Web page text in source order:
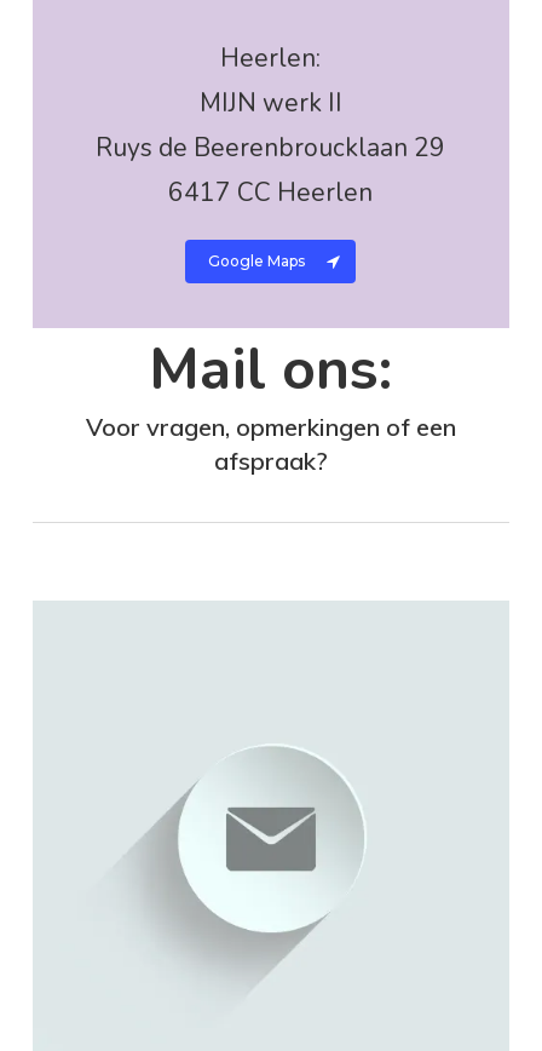
Heerlen:
MIJN werk II
Ruys de Beerenbroucklaan 29
6417 CC Heerlen
Google Maps
Mail ons:
Voor vragen, opmerkingen of een
afspraak?